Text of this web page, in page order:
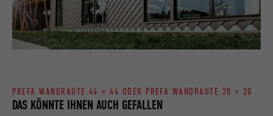
DAS KÖNNTE IHNEN AUCH GEFALLEN
PREFA WANDRAUTE 44 × 44 ODER PREFA WANDRAUTE 20 × 20